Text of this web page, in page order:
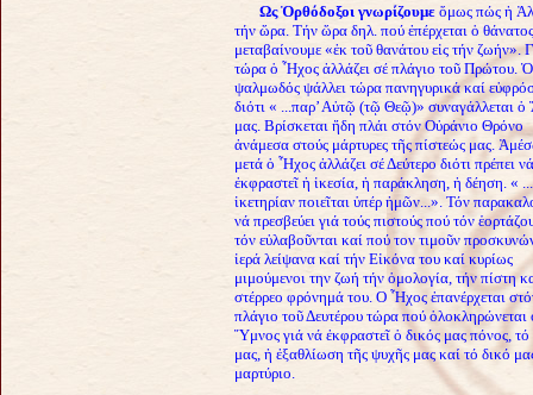
Ως Ὀρθόδοξοι γνωρίζουμε ὅμως πώς ἡ
τήν ὥρα. Τήν ὥρα δηλ. πού ἐπέρχεται ὁ
μεταβαίνουμε «ἐκ τοῦ θανάτου εἰς τήν ζωήν».
τώρα ὁ Ἦχος ἀλλάζει σέ πλάγιο τοῦ Πρώτου. Ὁ
ψαλμωδός ψάλλει τώρα πανηγυρικά καί
διότι « ...παρ’ Αὐτῷ (τῷ Θεῷ)» συναγάλλεται ὁ
μας. Βρίσκεται ἤδη πλάι στόν Οὐράνιο Θρόνο
ἀνάμεσα στούς μάρτυρες τῆς πίστεώς μας.
μετά ὁ Ἦχος ἀλλάζει σέ Δεύτερο διότι πρέπει νά
ἐκφραστεῖ ἡ ἱκεσία, ἡ παράκληση, ἡ δέηση. «
ἱκετηρίαν ποιεῖται ὑπέρ ἡμῶν...». Τόν
νά πρεσβεύει γιά τούς πιστούς πού τόν
τόν εὐλαβοῦνται καί πού τον τιμοῦν
ἱερά λείψανα καί τήν Εἰκόνα του καί κυρίως
μιμούμενοι την ζωή τήν ὁμολογία, τήν πίστη
στέρρεο φρόνημά του. Ο Ἦχος ἐπανέρχεται
πλάγιο τοῦ Δευτέρου τώρα πού ὁλοκληρώνεται
Ὕμνος γιά νά ἐκφραστεῖ ὁ δικός μας πόνος,
μας, ἡ ἐξαθλίωση τῆς ψυχῆς μας καί τό δικό
μαρτύριο.